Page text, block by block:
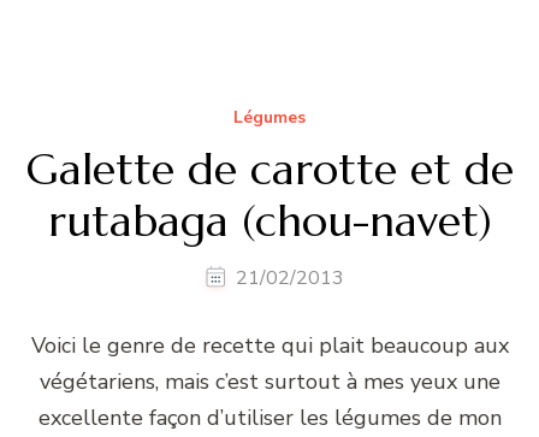
Légumes
Galette de carotte et de
rutabaga (chou-navet)
21/02/2013
Voici le genre de recette qui plait beaucoup aux
végétariens, mais c’est surtout à mes yeux une
excellente façon d’utiliser les légumes de mon